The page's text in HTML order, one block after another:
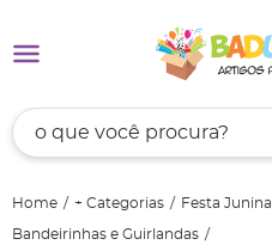
Home + Categorias Festa Junina
Bandeirinhas e Guirlandas